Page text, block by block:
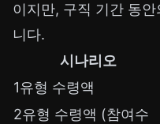
이지만, 구직 기간 동
니다.
시나리오
1유형 수령액
2유형 수령액 (참여수